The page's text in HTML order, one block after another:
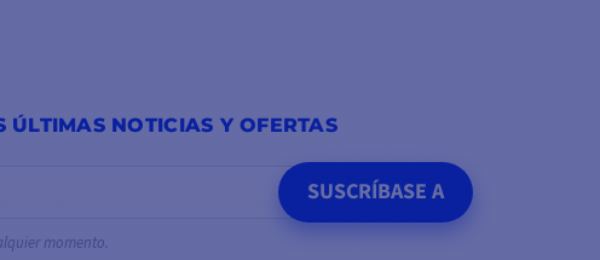
ÚLTIMAS NOTICIAS Y OFERTAS
SUSCRÍBASE A
momento.